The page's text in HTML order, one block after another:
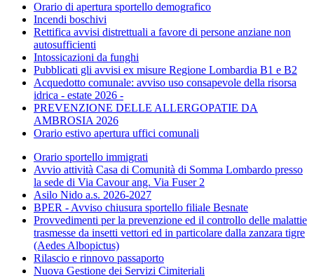
Orario di apertura sportello demografico
Incendi boschivi
Rettifica avvisi distrettuali a favore di persone anziane non
autosufficienti
Intossicazioni da funghi
Pubblicati gli avvisi ex misure Regione Lombardia B1 e B2
Acquedotto comunale: avviso uso consapevole della risorsa
idrica - estate 2026 -
PREVENZIONE DELLE ALLERGOPATIE DA
AMBROSIA 2026
Orario estivo apertura uffici comunali
Orario sportello immigrati
Avvio attività Casa di Comunità di Somma Lombardo presso
la sede di Via Cavour ang. Via Fuser 2
Asilo Nido a.s. 2026-2027
BPER - Avviso chiusura sportello filiale Besnate
Provvedimenti per la prevenzione ed il controllo delle malattie
trasmesse da insetti vettori ed in particolare dalla zanzara tigre
(Aedes Albopictus)
Rilascio e rinnovo passaporto
Nuova Gestione dei Servizi Cimiteriali